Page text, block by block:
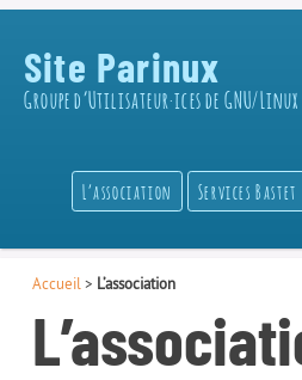
Site Parinux
Groupe d’Utilisateur·ices de GNU/
L’association Services Bastet
Accueil > L’association